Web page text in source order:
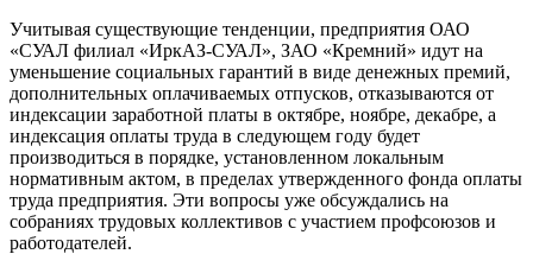
Учитывая существующие тенденции, предприятия ОАО
«СУАЛ филиал «ИркАЗ-СУАЛ», ЗАО «Кремний» идут на
уменьшение социальных гарантий в виде денежных премий,
дополнительных оплачиваемых отпусков, отказываются от
индексации заработной платы в октябре, ноябре, декабре, а
индексация оплаты труда в следующем году будет
производиться в порядке, установленном локальным
нормативным актом, в пределах утвержденного фонда оплаты
труда предприятия. Эти вопросы уже обсуждались на
собраниях трудовых коллективов с участием профсоюзов и
работодателей.